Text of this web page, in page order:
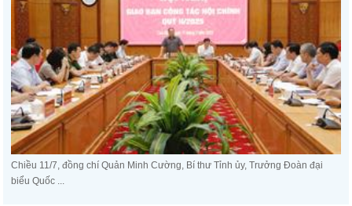
Chiều 11/7, đồng chí Quản Minh Cường, Bí thư Tỉnh ủy, Trưởng Đoàn đại
biểu Quốc ...